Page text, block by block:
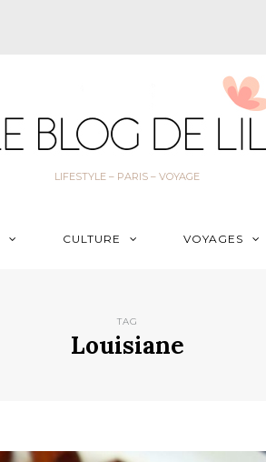
LIFESTYLE – PARIS – VOYAGE
CULTURE VOYAGES
TAG
Louisiane